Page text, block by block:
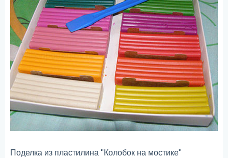
Поделка из пластилина "Колобок на мостике"